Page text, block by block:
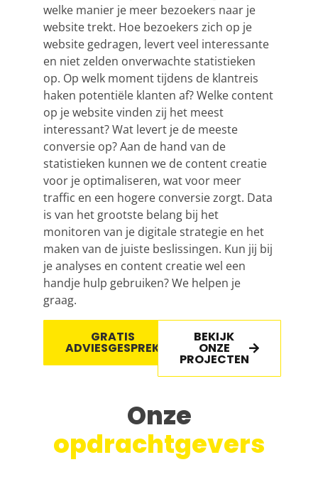
welke manier je meer bezoekers naar je
website trekt. Hoe bezoekers zich op je
website gedragen, levert veel interessante
en niet zelden onverwachte statistieken
op. Op welk moment tijdens de klantreis
haken potentiële klanten af? Welke content
op je website vinden zij het meest
interessant? Wat levert je de meeste
conversie op? Aan de hand van de
statistieken kunnen we de content creatie
voor je optimaliseren, wat voor meer
traffic en een hogere conversie zorgt. Data
is van het grootste belang bij het
monitoren van je digitale strategie en het
maken van de juiste beslissingen. Kun jij bij
je analyses en content creatie wel een
handje hulp gebruiken? We helpen je
graag.
GRATIS
ADVIESGESPREK
BEKIJK
ONZE
PROJECTEN
Onze
opdrachtgevers